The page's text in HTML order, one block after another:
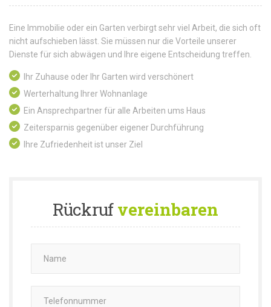
Eine Immobilie oder ein Garten verbirgt sehr viel Arbeit, die sich oft
nicht aufschieben lässt. Sie müssen nur die Vorteile unserer
Dienste für sich abwägen und Ihre eigene Entscheidung treffen.
Ihr Zuhause oder Ihr Garten wird verschönert
Werterhaltung Ihrer Wohnanlage
Ein Ansprechpartner für alle Arbeiten ums Haus
Zeitersparnis gegenüber eigener Durchführung
Ihre Zufriedenheit ist unser Ziel
Rückrufvereinbaren